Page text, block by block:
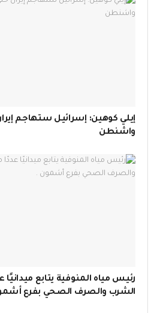
إيلي كوهين: إسرائيل ستهاجم
واشنطن
رئيس مياه المنوفية يتابع
الشرب والصرف الصحي بفرع